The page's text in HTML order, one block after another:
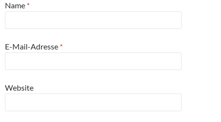
Name *
E-Mail-Adresse *
Website